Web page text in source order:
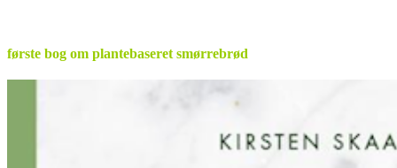
første bog om plantebaseret smørrebrød